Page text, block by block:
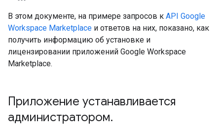
В этом документе, на примере запросов к API Google
Workspace Marketplace и ответов на них, показано, как
получить информацию об установке и
лицензировании приложений Google Workspace
Marketplace.
Приложение устанавливается
администратором.